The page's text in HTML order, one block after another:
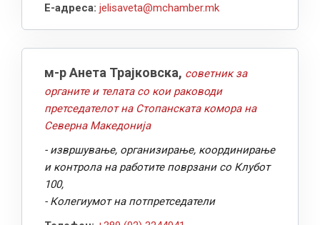
Е-адреса: jelisaveta@mchamber.mk
м-р Анета Трајковска, советник за
органите и телата со кои раководи
претседателот на Стопанската комора на
Северна Македонија
- извршување, организирање, координирање
и контрола на работите поврзани со Клубот
100,
- Колегиумот на потпретседатели